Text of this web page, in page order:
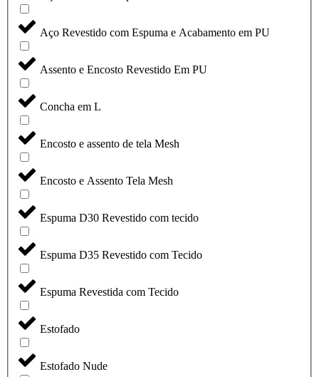
Aço Revestido com Espuma e Acabamento em PU
Assento e Encosto Revestido Em PU
Concha em L
Encosto e assento de tela Mesh
Encosto e Assento Tela Mesh
Espuma D30 Revestido com tecido
Espuma D35 Revestido com Tecido
Espuma Revestida com Tecido
Estofado
Estofado Nude